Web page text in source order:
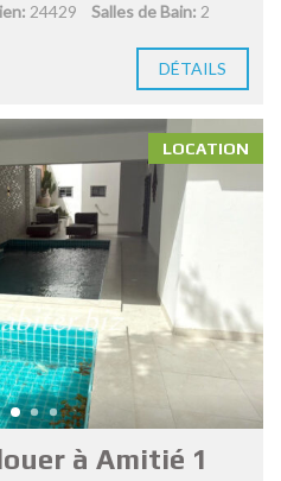
24429 Salles de Bain: 2
DÉTAILS
LOCATION
à Amitié 1